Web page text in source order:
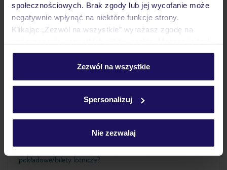
społecznościowych. Brak zgody lub jej wycofanie może
negatywnie wpłynąć na niektóre funkcje strony.
Klikając „Zezwól na wszystkie” wyrażasz zgodę na
personalizować swój wybór wchodząc w zakładkę
Szczegółowe informacje o plikach cookie znajdziesz
Zezwól na wszystkie
Spersonalizuj
Nie zezwalaj
Atrakcje
Ważne informacje
Często zadawane pytania
Czy w Hotelu będzie przedstawiciel TUI?
pokładowe/bilety lotnicze?